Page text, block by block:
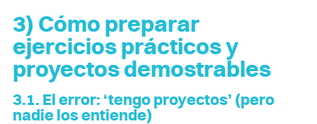
3) Cómo preparar
ejercicios prácticos y
proyectos demostrables
3.1. El error: ‘tengo proyectos’ (pero
nadie los entiende)